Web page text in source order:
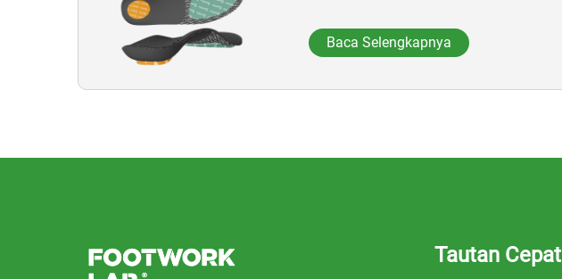
Baca Selengkapnya
Tautan Cepat